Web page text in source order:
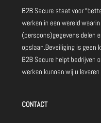
B2B Secure staat voor
werken in een wereld
(persoons)gegevens delen
opslaan.Beveiliging is geen
B2B Secure helpt bedrijven
werken kunnen wij u
CONTACT